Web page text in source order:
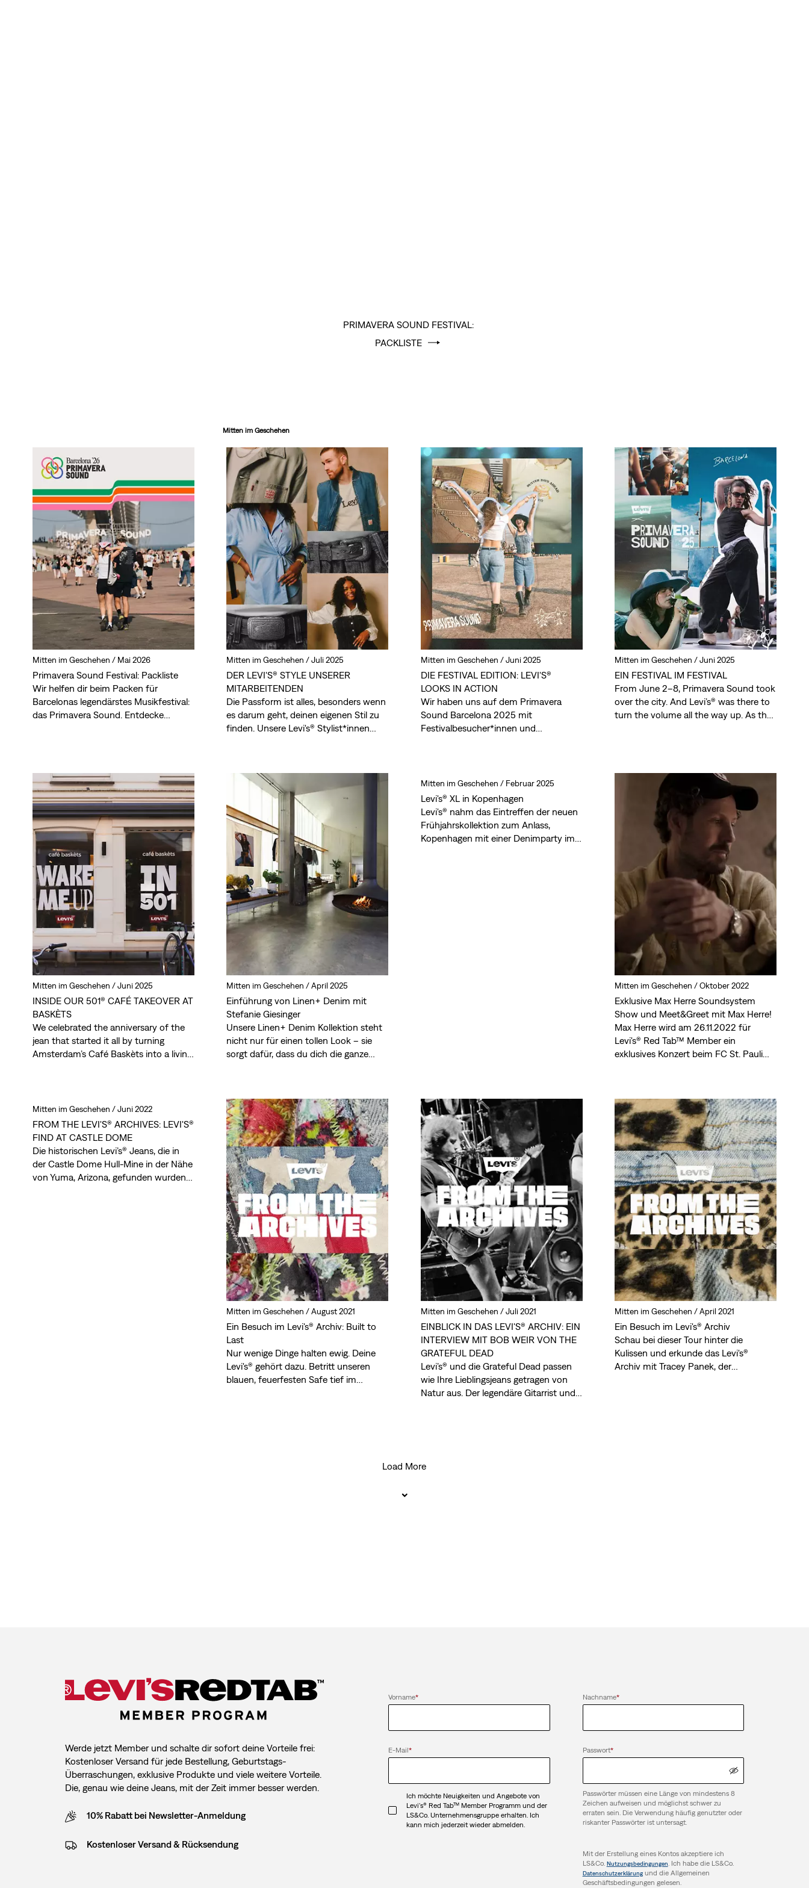
PRIMAVERA SOUND FESTIVAL:
PACKLISTE
Mitten im Geschehen
Mitten im Geschehen / Mai 2026
Primavera Sound Festival: Packliste
Wir helfen dir beim Packen für
Barcelonas legendärstes Musikfestival:
das Primavera Sound. Entdecke
Mitten im Geschehen /Juli 2025
DER LEVI'S® STYLE UNSERER
MITARBEITENDEN
Die Passform ist alles, besonders wenn
es darum geht, deinen eigenen Stil zu
finden. Unsere Levi's® Stylist*innen
Mitten im Geschehen /Juni 2025
DIE FESTIVAL EDITION: LEVI'S®
LOOKS IN ACTION
Wir haben uns auf dem Primavera
Sound Barcelona 2025 mit
Festivalbesucher*innen und
unter der Sonne, neben der Bühne und
inmitten der Menge.
Mitten im Geschehen /Juni 2025
EIN FESTIVAL IM FESTIVAL
From June 2–8, Primavera Sound took
over the city. And Levi’s® was there to
turn the volume all the way up. As the
unapologetic self-expression that
Mitten im Geschehen /Juni 2025
INSIDE OUR 501® CAFÉ TAKEOVER AT
BASKÈTS
We celebrated the anniversary of the
jean that started it all by turning
Amsterdam’s Café Baskèts into a living
denim.
Mitten im Geschehen /April 2025
Einführung von Linen+ Denim mit
Stefanie Giesinger
Unsere Linen+ Denim Kollektion steht
nicht nur für einen tollen Look – sie
sorgt dafür, dass du dich die ganze
Mitten im Geschehen / Februar 2025
Levi's® XL in Kopenhagen
Levi's® nahm das Eintreffen der neuen
Frühjahrskollektion zum Anlass,
Kopenhagen mit einer Denimparty im
Mitten im Geschehen /Oktober 2022
Exklusive Max Herre Soundsystem
Show und Meet&Greet mit Max Herre!
Max Herre wird am 26.11.2022 für
Levi's® Red Tab™ Member ein
exklusives Konzert beim FC St. Pauli
Mitten im Geschehen /Juni 2022
FROM THE LEVI'S® ARCHIVES: LEVI'S®
FIND AT CASTLE DOME
Die historischen Levi’s® Jeans, die in
der Castle Dome Hull-Mine in der Nähe
von Yuma, Arizona, gefunden wurden,
Mitten im Geschehen /August 2021
Ein Besuch im Levi's® Archiv: Built to
Last
Nur wenige Dinge halten ewig. Deine
Levi's® gehört dazu. Betritt unseren
blauen, feuerfesten Safe tief im
Mitten im Geschehen /Juli 2021
EINBLICK IN DAS LEVI'S® ARCHIV: EIN
INTERVIEW MIT BOB WEIR VON THE
GRATEFUL DEAD
Levi’s® und die Grateful Dead passen
wie Ihre Lieblingsjeans getragen von
Natur aus. Der legendäre Gitarrist und
Mitten im Geschehen /April 2021
Ein Besuch im Levi's® Archiv
Schau bei dieser Tour hinter die
Kulissen und erkunde das Levi's®
Archiv mit Tracey Panek, der
Load More
Werde jetzt Member und schalte dir sofort deine Vorteile frei:
Kostenloser Versand für jede Bestellung, Geburtstags-
Überraschungen, exklusive Produkte und viele weitere Vorteile.
Die, genau wie deine Jeans, mit der Zeit immer besser werden.
10% Rabatt bei Newsletter-Anmeldung
Kostenloser Versand & Rücksendung
Vorname* Nachname*
E-Mail*
Ich möchte Neuigkeiten und Angebote von
Levi's® Red Tab™ Member Programm und der
LS&Co. Unternehmensgruppe erhalten. Ich
kann mich jederzeit wieder abmelden.
Passwort*
Passwörter müssen eine Länge von mindestens 8
Zeichen aufweisen und möglichst schwer zu
erraten sein. Die Verwendung häufig genutzter oder
riskanter Passwörter ist untersagt.
Mit der Erstellung eines Kontos akzeptiere ich
LS&Co. Nutzungsbedingungen. Ich habe die LS&Co.
Datenschutzerklärungund die Allgemeinen
Geschäftsbedingungen gelesen.